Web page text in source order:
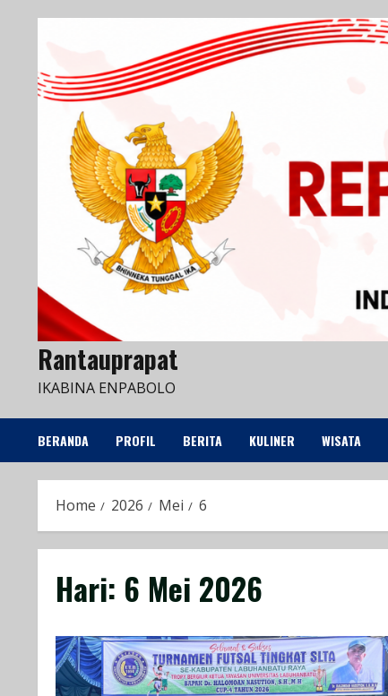
Rantauprapat
IKABINA ENPABOLO
BERANDA PROFIL BERITA KULINER WISATA
Home 2026 Mei 6
Hari: 6 Mei 2026